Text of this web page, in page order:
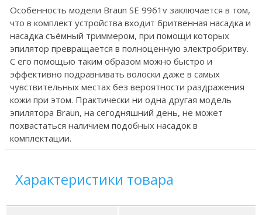
Особенность модели Braun SE 9961v заключается в том,
что в комплект устройства входит бритвенная насадка и
насадка съёмный триммером, при помощи которых
эпилятор превращается в полноценную электробритву.
С его помощью таким образом можно быстро и
эффективно подравнивать волоски даже в самых
чувствительных местах без вероятности раздражения
кожи при этом. Практически ни одна другая модель
эпилятора Braun, на сегодняшний день, не может
похвастаться наличием подобных насадок в
комплектации.
Характеристики товара